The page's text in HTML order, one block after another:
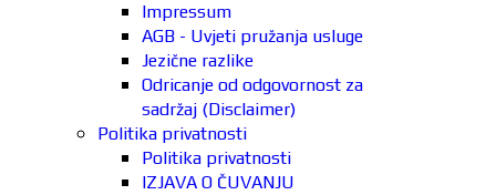
Impressum
AGB - Uvjeti pružanja usluge
Jezične razlike
Odricanje od odgovornost za
sadržaj (Disclaimer)
Politika privatnosti
Politika privatnosti
IZJAVA O ČUVANJU